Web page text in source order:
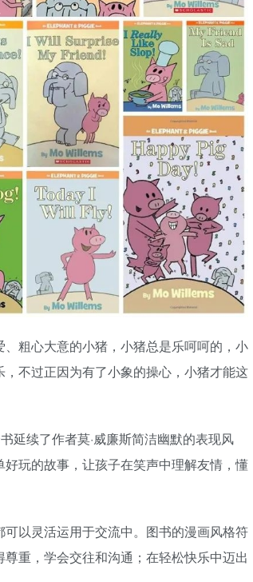
粗心大意的小猪，小猪总是乐呵呵的，小
不过正因为有了小象的操心，小猪才能这
延续了作者莫·威廉斯简洁幽默的表现风
玩的故事，让孩子在笑声中理解友情，懂
以灵活运用于交流中。图书的漫画风格符
重，学会交往和沟通；在轻松快乐中迈出